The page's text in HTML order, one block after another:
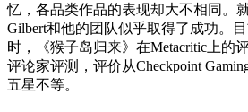
忆，各品类作品的表现却大不相同。
Gilbert和他的团队似乎取得了成功。
时，《猴子岛归来》在Metacritic上的
评论家评测，评价从Checkpoint
五星不等。